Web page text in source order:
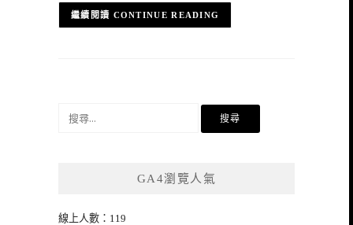
CONTINUE READING
GA4瀏覽人氣
線上人數：119